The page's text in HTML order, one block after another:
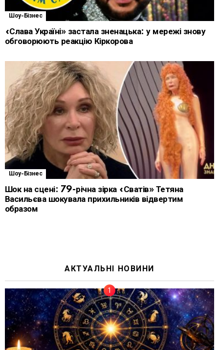
Шоу-Бізнес
«Слава Україні» застала зненацька: у мережі знову
обговорюють реакцію Кіркорова
Шоу-Бізнес
Шок на сцені: 79-річна зірка «Сватів» Тетяна
Васильєва шокувала прихильників відвертим
образом
АКТУАЛЬНІ НОВИНИ